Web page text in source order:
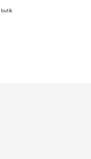
butik